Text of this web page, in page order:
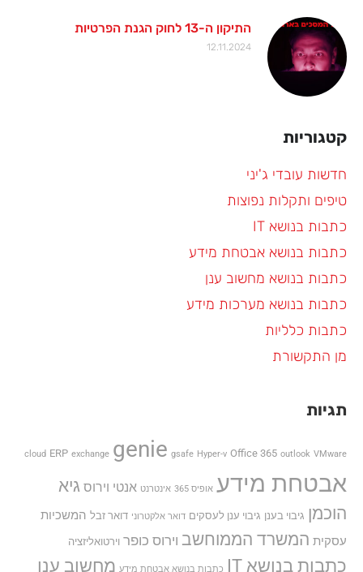
התיקון ה-13 לחוק הגנת הפרטיות
12.11.2024
קטגוריות
חדשות עובדי ג'יני
טיפים ותקלות נפוצות
כתבות בנושא IT
כתבות בנושא אבטחת מידע
כתבות בנושא מחשוב ענן
כתבות בנושא מערכות מידע
כתבות כלליות
מן התקשורת
תגיות
cloud ERP exchange genie gsafe Hyper-v Office 365 outlook VMware
אבטחת מידע אופיס 365 אינטרנט אנטי וירוס גיא
הוכמן גיבוי בענן גיבוי ענן לעסקים דואר אלקטרוני דואר זבל המשכיות
עסקית המשרד הממוחשב וירוס כופר וירטואליזציה
כתבות בנושא IT כתבות בנושא אבטחת מידע מחשוב ענן